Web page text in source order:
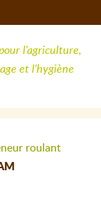
l'agriculture,
et l'hygiène
roulant